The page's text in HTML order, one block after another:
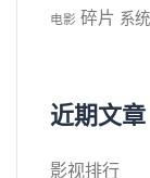
电影 碎片 系统
近期文章
影视排行